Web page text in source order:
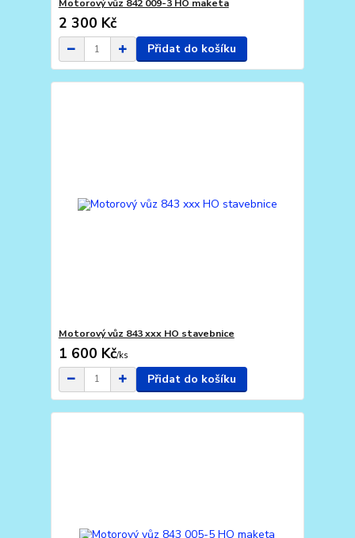
Motorový vůz 842 009-3 HO maketa
2 300 Kč
Přidat do košíku
Motorový vůz 843 xxx HO stavebnice
1 600 Kč/ks
Přidat do košíku